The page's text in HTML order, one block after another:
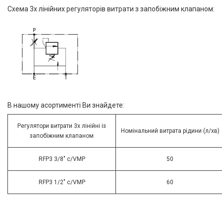
Оцинкована сталь 1
Oleodinamica Marchesini
Максимальний піковий тиск, бар
350
G1/2" 1
ГІДРАВЛІКА
Схема 3х лінійних регуляторів витрати з запобіжним клапаном:
В нашому асортименті Ви знайдете:
Регулятори витрати 3х лінійні із
запобіжним клапаном
Номінальний витрата рідини (л/хв)
RFP3 3/8" c/VMP 50
RFP3 1/2" c/VMP 60